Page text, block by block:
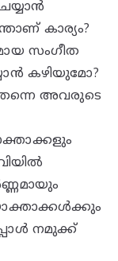
കാര്യം?
സംഗീത
കഴിയുമോ?
തന്നെ അവരുടെ
നമുക്ക്